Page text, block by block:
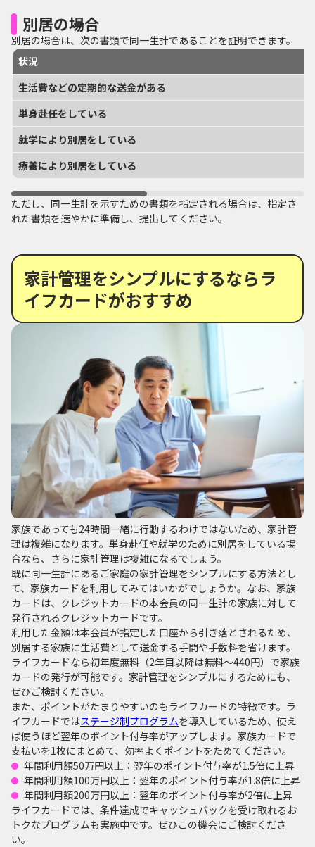
別居の場合
別居の場合は、次の書類で同一生計であることを証明できます。
状況
生活費などの定期的な送金がある
単身赴任をしている
就学により別居をしている
療養により別居をしている
ただし、同一生計を示すための書類を指定される場合は、指定さ
れた書類を速やかに準備し、提出してください。
家計管理をシンプルにするならラ
イフカードがおすすめ
家族であっても24時間一緒に行動するわけではないため、家計管
理は複雑になります。単身赴任や就学のために別居をしている場
合なら、さらに家計管理は複雑になるでしょう。
既に同一生計にあるご家庭の家計管理をシンプルにする方法とし
て、家族カードを利用してみてはいかがでしょうか。なお、家族
カードは、クレジットカードの本会員の同一生計の家族に対して
発行されるクレジットカードです。
利用した金額は本会員が指定した口座から引き落とされるため、
別居する家族に生活費として送金する手間や手数料を省けます。
ライフカードなら初年度無料（2年目以降は無料～440円）で家族
カードの発行が可能です。家計管理をシンプルにするためにも、
ぜひご検討ください。
また、ポイントがたまりやすいのもライフカードの特徴です。ラ
イフカードではステージ制プログラムを導入しているため、使え
ば使うほど翌年のポイント付与率がアップします。家族カードで
支払いを1枚にまとめて、効率よくポイントをためてください。
年間利用額50万円以上：翌年のポイント付与率が1.5倍に上昇
年間利用額100万円以上：翌年のポイント付与率が1.8倍に上昇
年間利用額200万円以上：翌年のポイント付与率が2倍に上昇
ライフカードでは、条件達成でキャッシュバックを受け取れるお
トクなプログラムも実施中です。ぜひこの機会にご検討くださ
い。